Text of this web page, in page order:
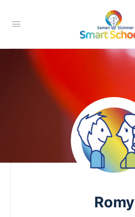
Romy